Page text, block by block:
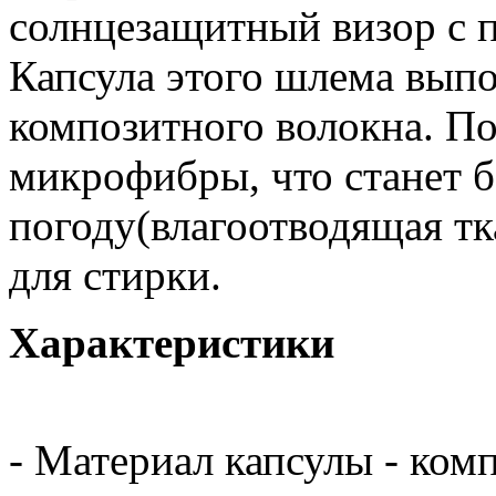
солнцезащитный визор с
Капсула этого шлема
композитного волокна.
микрофибры, что
погоду(влагоотводящая
для стирки.
Характеристики
- Материал капсулы -